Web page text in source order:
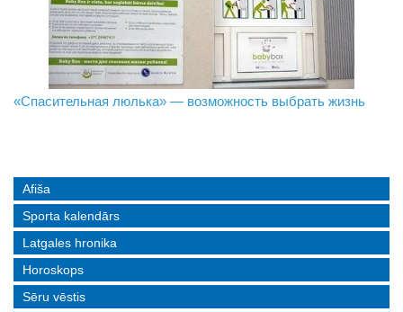
В Даугавпилсе определили сильнейших в пляжном
«Спасительная люлька» — возможность выбрать жизнь
Новое поколение пограничников: Даугавпилсское
Afiša
Sporta kalendārs
Latgales hronika
Horoskops
Sēru vēstis